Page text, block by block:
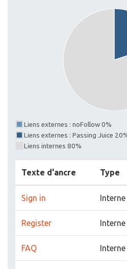
Liens externes : noFollow 0%
Liens externes : Passing Juice
Liens internes 80%
Texte d'ancre Type
Sign in Interne
Register Interne
FAQ Interne